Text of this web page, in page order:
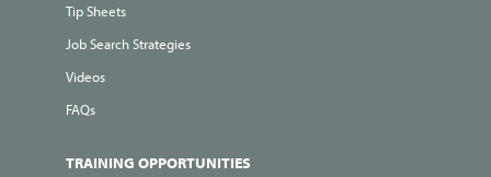
Tip Sheets
Job Search Strategies
Videos
FAQs
TRAINING OPPORTUNITIES